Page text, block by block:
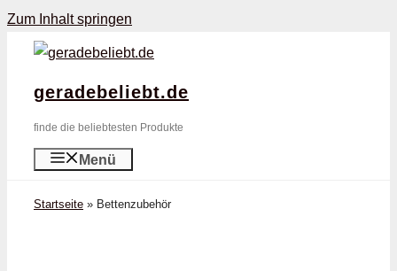
Zum Inhalt springen
geradebeliebt.de
finde die beliebtesten Produkte
Menü
Startseite » Bettenzubehör